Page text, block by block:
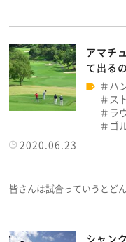
アマチ
て出る
ハ
ス
ラ
ゴ
2020.06.23
皆さんは試合っていうとど
シャン